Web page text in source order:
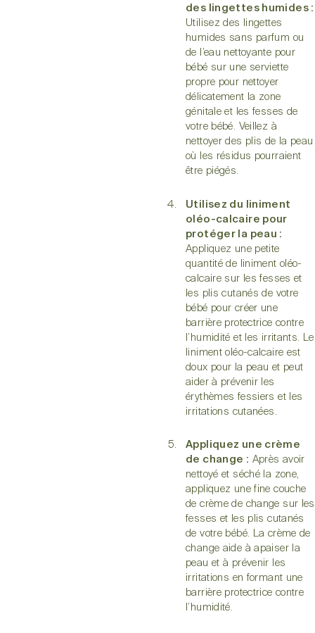
des lingettes humides :
Utilisez des lingettes
humides sans parfum ou
de l’eau nettoyante pour
bébé sur une serviette
propre pour nettoyer
délicatement la zone
génitale et les fesses de
votre bébé. Veillez à
nettoyer des plis de la peau
où les résidus pourraient
être piégés.
Utilisez du liniment
oléo-calcaire pour
protéger la peau :
Appliquez une petite
quantité de liniment oléo-
calcaire sur les fesses et
les plis cutanés de votre
bébé pour créer une
barrière protectrice contre
l’humidité et les irritants. Le
liniment oléo-calcaire est
doux pour la peau et peut
aider à prévenir les
érythèmes fessiers et les
irritations cutanées.
Appliquez une crème
de change : Après avoir
nettoyé et séché la zone,
appliquez une fine couche
decrème de change sur les
fesses et les plis cutanés
de votre bébé. La crème de
change aide à apaiser la
peau et à prévenir les
irritations en formant une
barrière protectrice contre
l’humidité.